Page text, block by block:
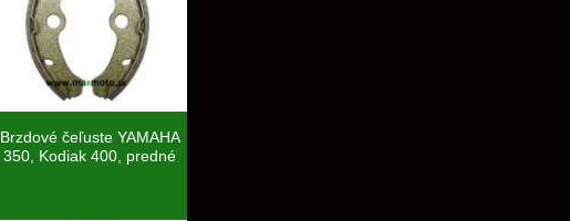
Brzdové čeľuste YAMAHA
350, Kodiak 400, predné